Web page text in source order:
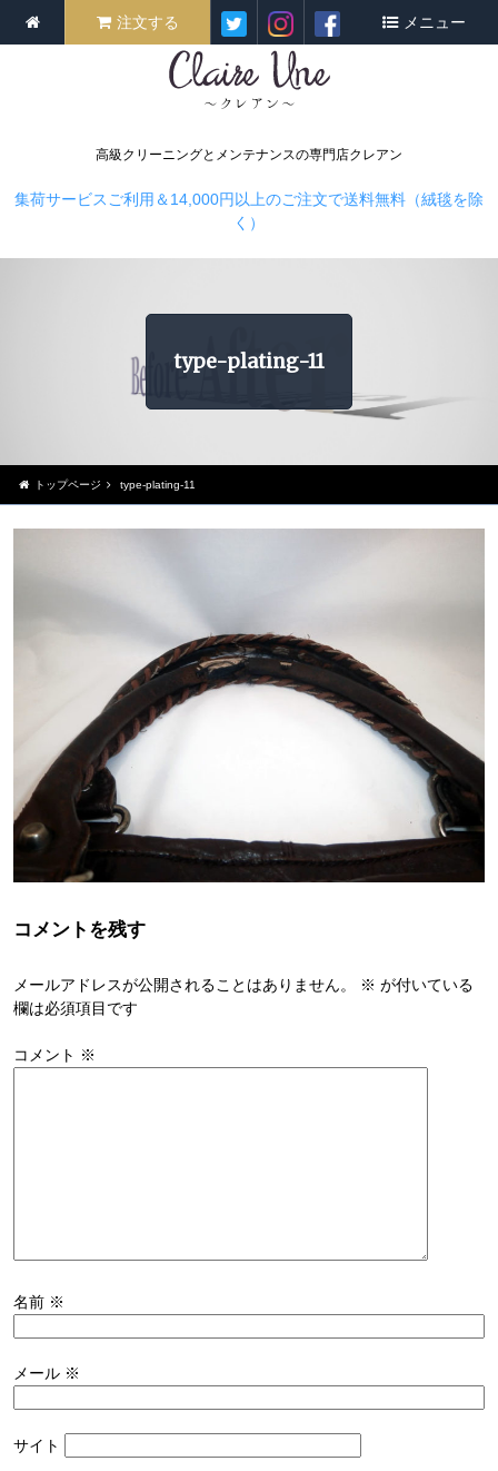
高級クリーニングとメンテナンスの専門店クレアン
注文する メニュー
集荷サービスご利用＆14,000円以上のご注文で送料無料（絨毯を除
く）
type-plating-11
トップページ type-plating-11
コメントを残す
メールアドレスが公開されることはありません。 ※ が付いている
欄は必須項目です
コメント ※
名前 ※
メール ※
サイト